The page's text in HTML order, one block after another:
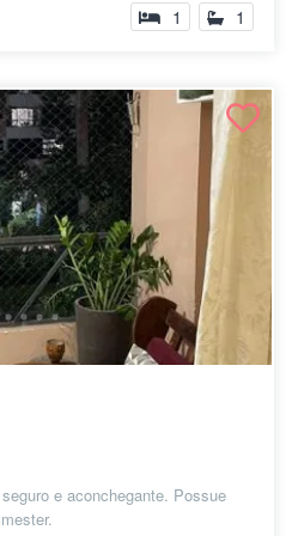
1 1
e aconchegante. Possue